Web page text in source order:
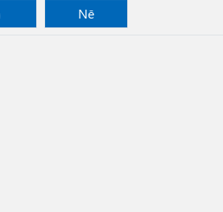
Nē